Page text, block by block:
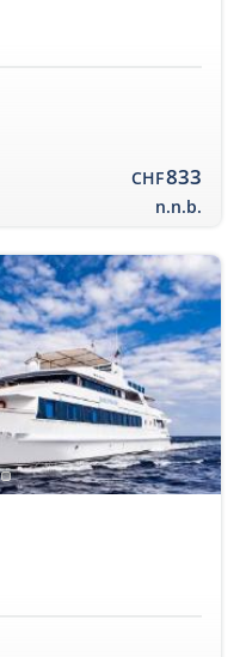
CHF833
n.n.b.